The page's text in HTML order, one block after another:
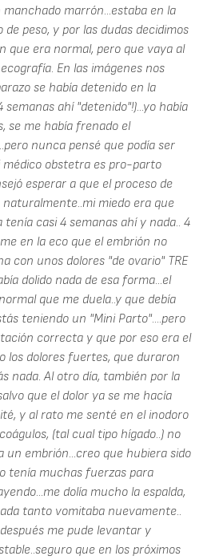
marrón...estaba en la
de peso, y por las dudas decidimos
que era normal, pero que vaya al
En las imágenes nos
se había detenido en la
semanas ahí "detenido"!)...yo había
se me había frenado el
nunca pensé que podía ser
médico obstetra es pro-parto
esperar a que el proceso de
miedo era que
casi 4 semanas ahí y nada.. 4
en la eco que el embrión no
con unos dolores "de ovario" TRE
dolido nada de esa forma...el
que me duela..y que debía
teniendo un "Mini Parto"....pero
correcta y que por eso era el
los dolores fuertes, que duraron
nada. Al otro día, también por la
que el dolor ya se me hacía
y al rato me senté en el inodoro
(tal cual tipo hígado..) no
un embrión...creo que hubiera sido
tenía muchas fuerzas para
dolía mucho la espalda,
tanto vomitaba nuevamente..
me pude levantar y
que en los próximos